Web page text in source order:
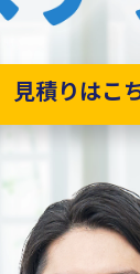
見積りはこ